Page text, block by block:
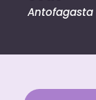
Antofagasta